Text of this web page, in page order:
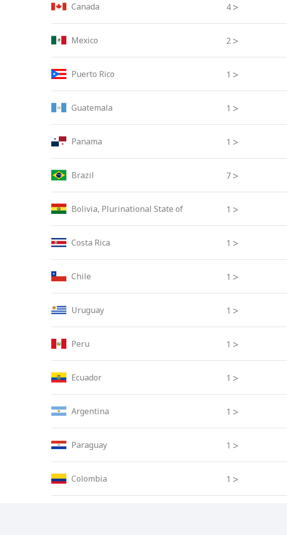
Canada 4 >
Mexico 2 >
Puerto Rico 1 >
Guatemala 1 >
Panama 1 >
Brazil 7 >
Bolivia, Plurinational State of 1 >
Costa Rica 1 >
Chile 1 >
Uruguay 1 >
Peru 1 >
Ecuador 1 >
Argentina 1 >
Paraguay 1 >
Colombia 1 >